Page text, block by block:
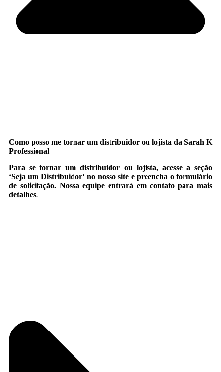
Como posso me tornar um distribuidor ou lojista da Sarah K
Professional
Para se tornar um distribuidor ou lojista, acesse a seção
‘Seja um Distribuidor‘ no nosso site e preencha o formulário
de solicitação. Nossa equipe entrará em contato para mais
detalhes.